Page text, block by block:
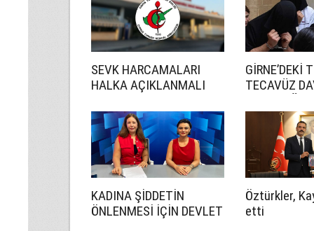
SEVK HARCAMALARI
HALKA AÇIKLANMALI
GİRNE’DEKİ
TECAVÜZ
KADINA ŞİDDETİN
ÖNLENMESİ İÇİN DEVLET
Öztürkler,
etti